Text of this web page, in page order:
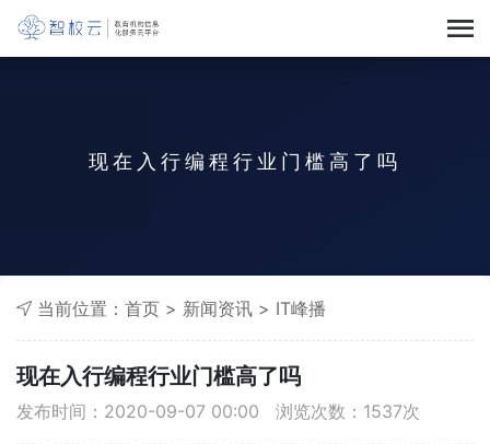
现在入行编程行业门槛高了吗
当前位置： 首页 > 新闻资讯 > IT峰播
现在入行编程行业门槛高了吗
发布时间：2020-09-07 00:00 浏览次数： 1537次